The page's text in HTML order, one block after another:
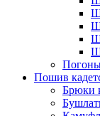
Пошив
Брюки